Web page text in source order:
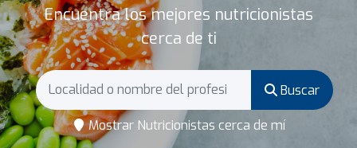
Encuentra los mejores nutricionistas
cerca de ti
Buscar
Mostrar Nutricionistas cerca de mí